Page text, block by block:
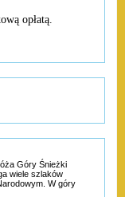
opłatą.
Góry Śnieżki
wiele szlaków
W góry